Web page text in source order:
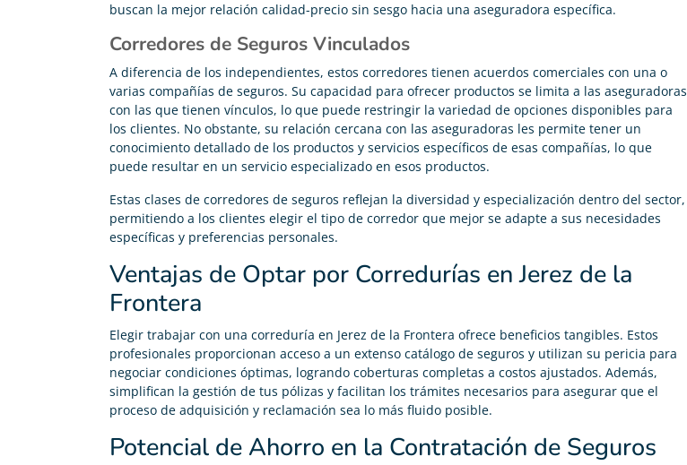
buscan la mejor relación calidad-precio sin sesgo hacia una aseguradora específica.
Corredores de Seguros Vinculados
A diferencia de los independientes, estos corredores tienen acuerdos comerciales con una o
varias compañías de seguros. Su capacidad para ofrecer productos se limita a las aseguradoras
con las que tienen vínculos, lo que puede restringir la variedad de opciones disponibles para
los clientes. No obstante, su relación cercana con las aseguradoras les permite tener un
conocimiento detallado de los productos y servicios específicos de esas compañías, lo que
puede resultar en un servicio especializado en esos productos.
Estas clases de corredores de seguros reflejan la diversidad y especialización dentro del sector,
permitiendo a los clientes elegir el tipo de corredor que mejor se adapte a sus necesidades
específicas y preferencias personales.
Ventajas de Optar por Corredurías en Jerez de la
Frontera
Elegir trabajar con una correduría en Jerez de la Frontera ofrece beneficios tangibles. Estos
profesionales proporcionan acceso a un extenso catálogo de seguros y utilizan su pericia para
negociar condiciones óptimas, logrando coberturas completas a costos ajustados. Además,
simplifican la gestión de tus pólizas y facilitan los trámites necesarios para asegurar que el
proceso de adquisición y reclamación sea lo más fluido posible.
Potencial de Ahorro en la Contratación de Seguros